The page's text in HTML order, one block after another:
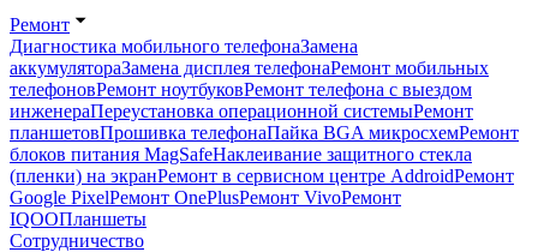
Ремонт
Диагностика мобильного телефонаЗамена
аккумулятораЗамена дисплея телефонаРемонт мобильных
телефоновРемонт ноутбуковРемонт телефона с выездом
инженераПереустановка операционной системыРемонт
планшетовПрошивка телефонаПайка BGA микросхемРемонт
блоков питания MagSafeНаклеивание защитного стекла
(пленки) на экранРемонт в сервисном центре AddroidРемонт
Google PixelРемонт OnePlusРемонт VivoРемонт
IQOOПланшеты
Сотрудничество